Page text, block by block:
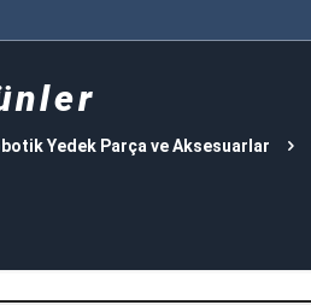
Yedek Parça ve Aksesuarlar